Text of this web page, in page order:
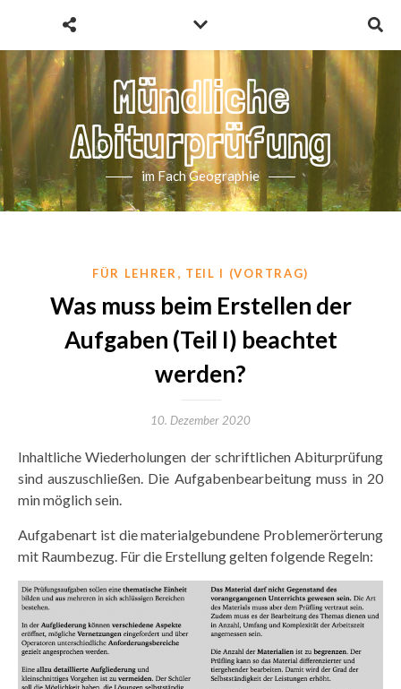
Mündliche
Abiturprüfung
im Fach Geographie
FÜR LEHRER , TEIL I (VORTRAG)
Was muss beim Erstellen der
Aufgaben (Teil I) beachtet
werden?
10. Dezember 2020
Inhaltliche Wiederholungen der schriftlichen Abiturprüfung
sind auszuschließen. Die Aufgabenbearbeitung muss in 20
min möglich sein.
Aufgabenart ist die materialgebundene Problemerörterung
mit Raumbezug. Für die Erstellung gelten folgende Regeln: